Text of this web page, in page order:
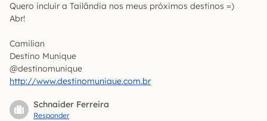
Quero incluir a Tailândia nos meus próximos destinos =)
Abr!
Camilian
Destino Munique
@destinomunique
http://www.destinomunique.com.br
Schnaider Ferreira
Responder